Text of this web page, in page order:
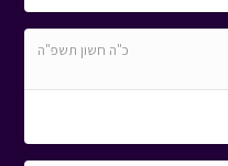
כ"ה חשון תשפ"ה